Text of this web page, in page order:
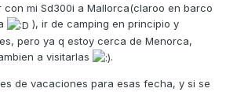
con mi Sd300i a Mallorca(claroo en barco
), ir de camping en principio y
pero ya q estoy cerca de Menorca,
a visitarlas
.
de vacaciones para esas fecha, y si se